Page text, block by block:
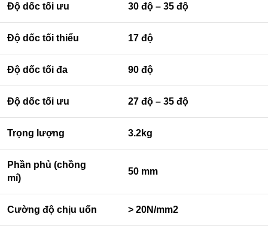
Độ dốc tối ưu 30 độ – 35 độ
Độ dốc tối thiểu 17 độ
Độ dốc tối đa 90 độ
Độ dốc tối ưu 27 độ – 35 độ
Trọng lượng 3.2kg
Phần phủ (chồng
mí)
50 mm
Cường độ chịu uốn > 20N/mm2